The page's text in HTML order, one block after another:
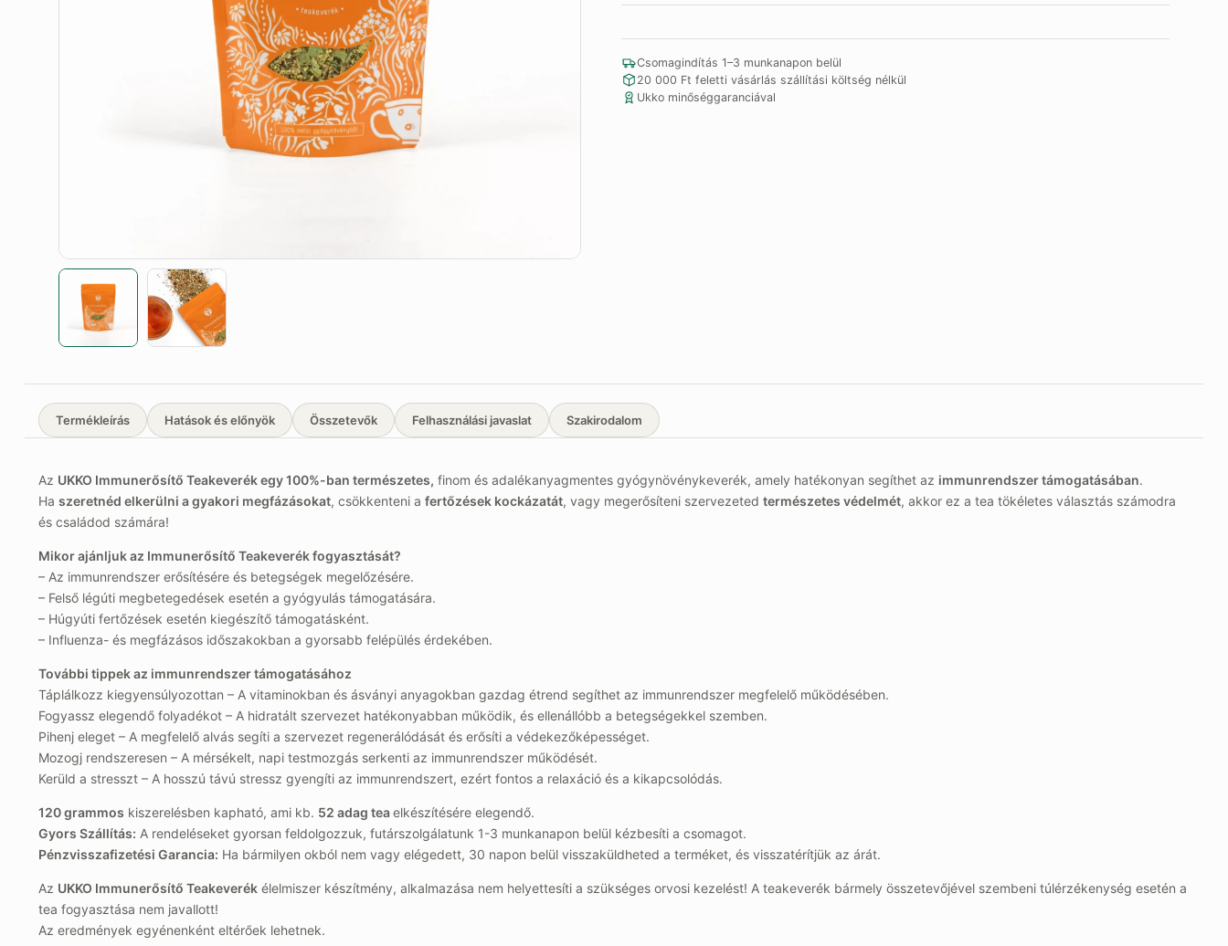
Csomagindítás 1–3 munkanapon belül
20 000 Ft feletti vásárlás szállítási költség nélkül
Ukko minőséggaranciával
Termékleírás Hatások és előnyök Összetevők Felhasználási javaslat Szakirodalom
Az UKKO Immunerősítő Teakeverék egy 100%-ban természetes, finom és adalékanyagmentes gyógynövénykeverék, amely hatékonyan segíthet az immunrendszer támogatásában.
Ha szeretnéd elkerülni a gyakori megfázásokat, csökkenteni a fertőzések kockázatát, vagy megerősíteni szervezeted természetes védelmét, akkor ez a tea tökéletes választás számodra
és családod számára!
Mikor ajánljuk az Immunerősítő Teakeverék fogyasztását?
– Az immunrendszer erősítésére és betegségek megelőzésére.
– Felső légúti megbetegedések esetén a gyógyulás támogatására.
– Húgyúti fertőzések esetén kiegészítő támogatásként.
– Influenza- és megfázásos időszakokban a gyorsabb felépülés érdekében.
További tippek az immunrendszer támogatásához
Táplálkozz kiegyensúlyozottan – A vitaminokban és ásványi anyagokban gazdag étrend segíthet az immunrendszer megfelelő működésében.
Fogyassz elegendő folyadékot – A hidratált szervezet hatékonyabban működik, és ellenállóbb a betegségekkel szemben.
Pihenj eleget – A megfelelő alvás segíti a szervezet regenerálódását és erősíti a védekezőképességet.
Mozogj rendszeresen – A mérsékelt, napi testmozgás serkenti az immunrendszer működését.
Kerüld a stresszt – A hosszú távú stressz gyengíti az immunrendszert, ezért fontos a relaxáció és a kikapcsolódás.
120 grammos kiszerelésben kapható, ami kb. 52 adag teaelkészítésére elegendő.
Gyors Szállítás: A rendeléseket gyorsan feldolgozzuk, futárszolgálatunk 1-3 munkanapon belül kézbesíti a csomagot.
Pénzvisszafizetési Garancia: Ha bármilyen okból nem vagy elégedett, 30 napon belül visszaküldheted a terméket, és visszatérítjük az árát.
Az UKKO Immunerősítő Teakeverékélelmiszer készítmény, alkalmazása nem helyettesíti a szükséges orvosi kezelést! A teakeverék bármely összetevőjével szembeni túlérzékenység esetén a
tea fogyasztása nem javallott!
Az eredmények egyénenként eltérőek lehetnek.